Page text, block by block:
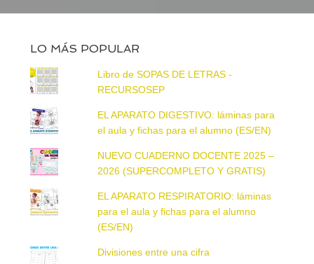
LO MÁS POPULAR
Libro de SOPAS DE LETRAS -
RECURSOSEP
EL APARATO DIGESTIVO: láminas para
el aula y fichas para el alumno (ES/EN)
NUEVO CUADERNO DOCENTE 2025 –
2026 (SUPERCOMPLETO Y GRATIS)
EL APARATO RESPIRATORIO: láminas
para el aula y fichas para el alumno
(ES/EN)
Divisiones entre una cifra